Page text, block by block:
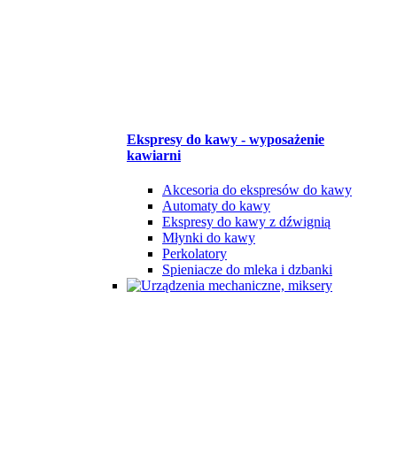
Ekspresy do kawy - wyposażenie
kawiarni
Akcesoria do ekspresów do kawy
Automaty do kawy
Ekspresy do kawy z dźwignią
Młynki do kawy
Perkolatory
Spieniacze do mleka i dzbanki